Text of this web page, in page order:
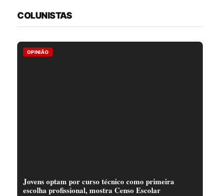
COLUNISTAS
OPINIÃO
Jovens optam por curso técnico como primeira
escolha profissional, mostra Censo Escolar